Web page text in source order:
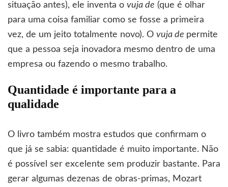
situação antes), ele inventa o vuja de (que é olhar
para uma coisa familiar como se fosse a primeira
vez, de um jeito totalmente novo). O vuja de permite
que a pessoa seja inovadora mesmo dentro de uma
empresa ou fazendo o mesmo trabalho.
Quantidade é importante para a
qualidade
O livro também mostra estudos que confirmam o
que já se sabia: quantidade é muito importante. Não
é possível ser excelente sem produzir bastante. Para
gerar algumas dezenas de obras-primas, Mozart